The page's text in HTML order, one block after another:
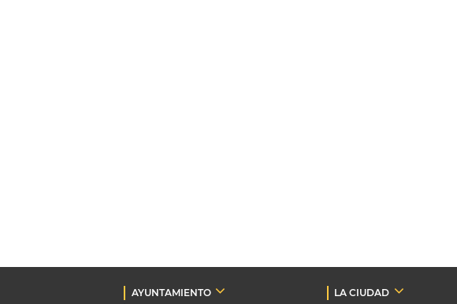
AYUNTAMIENTO LA CIUDAD